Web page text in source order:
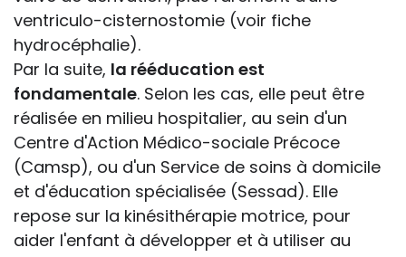
ventriculo-cisternostomie (voir fiche
hydrocéphalie).
Par la suite, la rééducation est
fondamentale. Selon les cas, elle peut être
réalisée en milieu hospitalier, au sein d'un
Centre d'Action Médico-sociale Précoce
(Camsp), ou d'un Service de soins à domicile
et d'éducation spécialisée (Sessad). Elle
repose sur la kinésithérapie motrice, pour
aider l'enfant à développer et à utiliser au